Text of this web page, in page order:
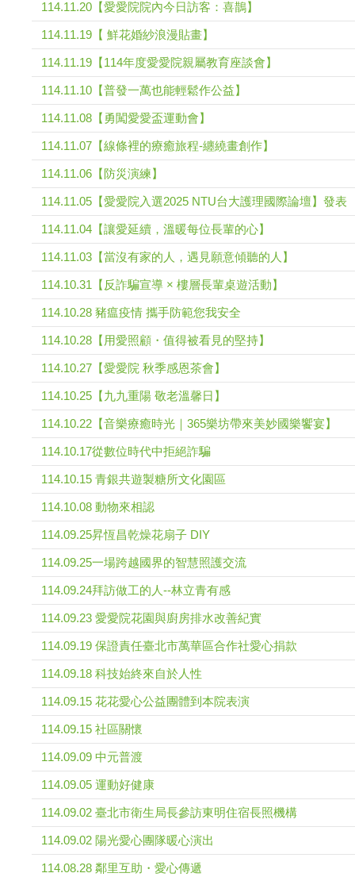
114.11.20【愛愛院院內今日訪客：喜鵲】
114.11.19【 鮮花婚紗浪漫貼畫】
114.11.19【114年度愛愛院親屬教育座談會】
114.11.10【普發一萬也能輕鬆作公益】
114.11.08【勇闖愛愛盃運動會】
114.11.07【線條裡的療癒旅程-纏繞畫創作】
114.11.06【防災演練】
114.11.05【愛愛院入選2025 NTU台大護理國際論壇】發表
114.11.04【讓愛延續，溫暖每位長輩的心】
114.11.03【當沒有家的人，遇見願意傾聽的人】
114.10.31【反詐騙宣導 × 樓層長輩桌遊活動】
114.10.28 豬瘟疫情 攜手防範您我安全
114.10.28【用愛照顧・值得被看見的堅持】
114.10.27【愛愛院 秋季感恩茶會】
114.10.25【九九重陽 敬老溫馨日】
114.10.22【音樂療癒時光｜365樂坊帶來美妙國樂饗宴】
114.10.17從數位時代中拒絕詐騙
114.10.15 青銀共遊製糖所文化園區
114.10.08 動物來相認
114.09.25昇恆昌乾燥花扇子 DIY
114.09.25一場跨越國界的智慧照護交流
114.09.24拜訪做工的人--林立青有感
114.09.23 愛愛院花園與廚房排水改善紀實
114.09.19 保證責任臺北市萬華區合作社愛心捐款
114.09.18 科技始終來自於人性
114.09.15 花花愛心公益團體到本院表演
114.09.15 社區關懷
114.09.09 中元普渡
114.09.05 運動好健康
114.09.02 臺北市衛生局長參訪東明住宿長照機構
114.09.02 陽光愛心團隊暖心演出
114.08.28 鄰里互助・愛心傳遞